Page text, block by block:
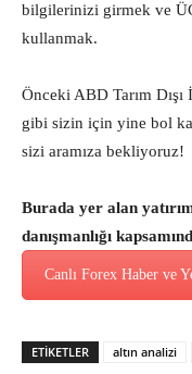
bilgilerinizi girmek ve
kullanmak.
Önceki ABD Tarım
gibi sizin için yine bol
sizi aramıza bekliyoruz!
Burada yer alan
danışmanlığı
Canlı Forex Haber ve
ETİKETLER altın analizi